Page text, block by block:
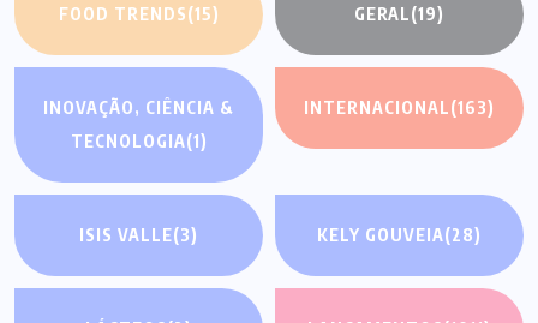
FOOD TRENDS(15) GERAL(19)
INOVAÇÃO, CIÊNCIA &
TECNOLOGIA(1)
INTERNACIONAL(163)
ISIS VALLE(3) KELY GOUVEIA(28)